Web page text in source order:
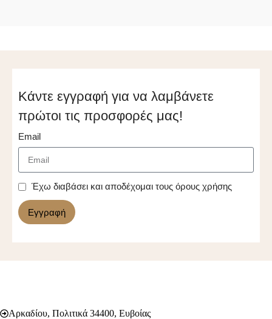
Κάντε εγγραφή για να λαμβάνετε
πρώτοι τις προσφορές μας!
Email
Έχω διαβάσει και αποδέχομαι τους όρους χρήσης
Εγγραφή
Αρκαδίου, Πολιτικά 34400, Ευβοίας